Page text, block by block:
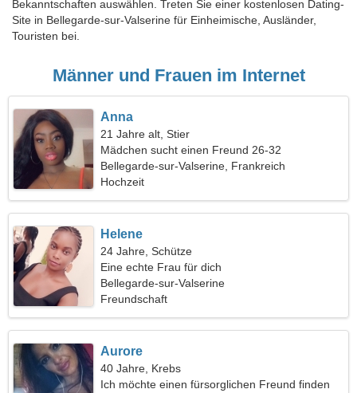
Bekanntschaften auswählen. Treten Sie einer kostenlosen Dating-
Site in Bellegarde-sur-Valserine für Einheimische, Ausländer,
Touristen bei.
Männer und Frauen im Internet
Anna
21 Jahre alt, Stier
Mädchen sucht einen Freund 26-32
Bellegarde-sur-Valserine, Frankreich
Hochzeit
Helene
24 Jahre, Schütze
Eine echte Frau für dich
Bellegarde-sur-Valserine
Freundschaft
Aurore
40 Jahre, Krebs
Ich möchte einen fürsorglichen Freund finden